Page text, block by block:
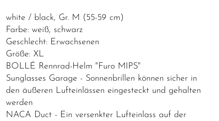
white / black, Gr. M (55-59 cm)
Farbe: weiß, schwarz
Geschlecht: Erwachsenen
Größe: XL
BOLLÉ Rennrad-Helm "Furo MIPS"
Sunglasses Garage - Sonnenbrillen können sicher in
den äußeren Lufteinlässen eingesteckt und gehalten
werden
NACA Duct - Ein versenkter Lufteinlass auf der